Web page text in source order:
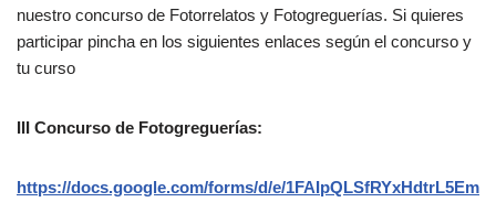
nuestro concurso de Fotorrelatos y Fotogreguerías. Si quieres
participar pincha en los siguientes enlaces según el concurso y
tu curso
III Concurso de Fotogreguerías:
https://docs.google.com/forms/d/e/1FAIpQLSfRYxHdtrL5Em